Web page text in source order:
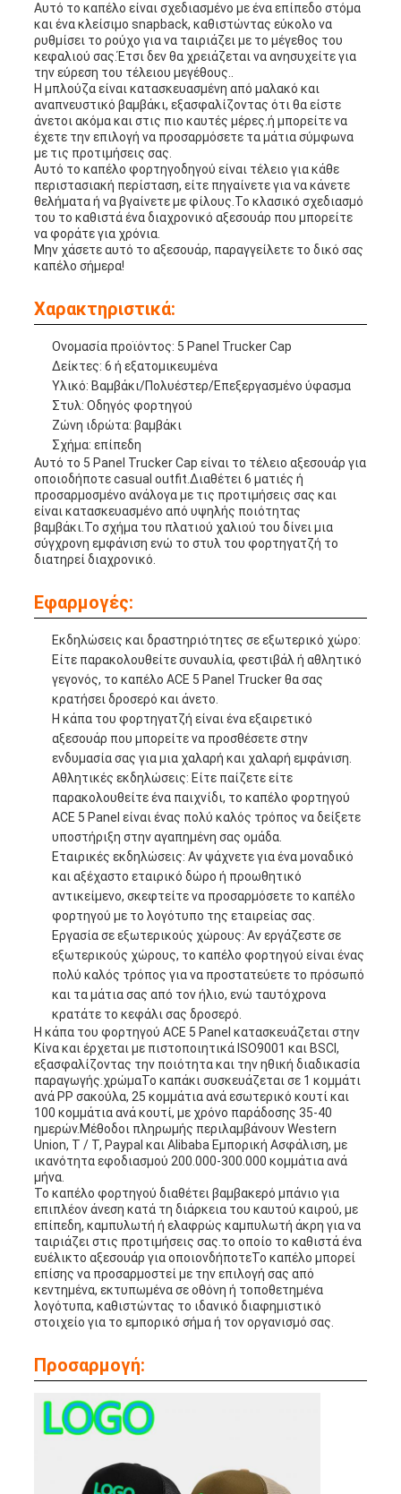
Αυτό το καπέλο είναι σχεδιασμένο με ένα επίπεδο στόμα
και ένα κλείσιμο snapback, καθιστώντας εύκολο να
ρυθμίσει το ρούχο για να ταιριάζει με το μέγεθος του
κεφαλιού σας.Έτσι δεν θα χρειάζεται να ανησυχείτε για
την εύρεση του τέλειου μεγέθους..
Η μπλούζα είναι κατασκευασμένη από μαλακό και
αναπνευστικό βαμβάκι, εξασφαλίζοντας ότι θα είστε
άνετοι ακόμα και στις πιο καυτές μέρες.ή μπορείτε να
έχετε την επιλογή να προσαρμόσετε τα μάτια σύμφωνα
με τις προτιμήσεις σας.
Αυτό το καπέλο φορτηγοδηγού είναι τέλειο για κάθε
περιστασιακή περίσταση, είτε πηγαίνετε για να κάνετε
θελήματα ή να βγαίνετε με φίλους.Το κλασικό σχεδιασμό
του το καθιστά ένα διαχρονικό αξεσουάρ που μπορείτε
να φοράτε για χρόνια.
Μην χάσετε αυτό το αξεσουάρ, παραγγείλετε το δικό σας
καπέλο σήμερα!
Χαρακτηριστικά:
Ονομασία προϊόντος: 5 Panel Trucker Cap
Δείκτες: 6 ή εξατομικευμένα
Υλικό: Βαμβάκι/Πολυέστερ/Επεξεργασμένο ύφασμα
Στυλ: Οδηγός φορτηγού
Ζώνη ιδρώτα: βαμβάκι
Σχήμα: επίπεδη
Αυτό το 5 Panel Trucker Cap είναι το τέλειο αξεσουάρ για
οποιοδήποτε casual outfit.Διαθέτει 6 ματιές ή
προσαρμοσμένο ανάλογα με τις προτιμήσεις σας και
είναι κατασκευασμένο από υψηλής ποιότητας
βαμβάκι.Το σχήμα του πλατιού χαλιού του δίνει μια
σύγχρονη εμφάνιση ενώ το στυλ του φορτηγατζή το
διατηρεί διαχρονικό.
Εφαρμογές:
Εκδηλώσεις και δραστηριότητες σε εξωτερικό χώρο:
Είτε παρακολουθείτε συναυλία, φεστιβάλ ή αθλητικό
γεγονός, το καπέλο ACE 5 Panel Trucker θα σας
κρατήσει δροσερό και άνετο.
Η κάπα του φορτηγατζή είναι ένα εξαιρετικό
αξεσουάρ που μπορείτε να προσθέσετε στην
ενδυμασία σας για μια χαλαρή και χαλαρή εμφάνιση.
Αθλητικές εκδηλώσεις: Είτε παίζετε είτε
παρακολουθείτε ένα παιχνίδι, το καπέλο φορτηγού
ACE 5 Panel είναι ένας πολύ καλός τρόπος να δείξετε
υποστήριξη στην αγαπημένη σας ομάδα.
Εταιρικές εκδηλώσεις: Αν ψάχνετε για ένα μοναδικό
και αξέχαστο εταιρικό δώρο ή προωθητικό
αντικείμενο, σκεφτείτε να προσαρμόσετε το καπέλο
φορτηγού με το λογότυπο της εταιρείας σας.
Εργασία σε εξωτερικούς χώρους: Αν εργάζεστε σε
εξωτερικούς χώρους, το καπέλο φορτηγού είναι ένας
πολύ καλός τρόπος για να προστατεύετε το πρόσωπό
και τα μάτια σας από τον ήλιο, ενώ ταυτόχρονα
κρατάτε το κεφάλι σας δροσερό.
Η κάπα του φορτηγού ACE 5 Panel κατασκευάζεται στην
Κίνα και έρχεται με πιστοποιητικά ISO9001 και BSCI,
εξασφαλίζοντας την ποιότητα και την ηθική διαδικασία
παραγωγής.χρώμαΤο καπάκι συσκευάζεται σε 1 κομμάτι
ανά PP σακούλα, 25 κομμάτια ανά εσωτερικό κουτί και
100 κομμάτια ανά κουτί, με χρόνο παράδοσης 35-40
ημερών.Μέθοδοι πληρωμής περιλαμβάνουν Western
Union, T / T, Paypal και Alibaba Εμπορική Ασφάλιση, με
ικανότητα εφοδιασμού 200.000-300.000 κομμάτια ανά
μήνα.
Το καπέλο φορτηγού διαθέτει βαμβακερό μπάνιο για
επιπλέον άνεση κατά τη διάρκεια του καυτού καιρού, με
επίπεδη, καμπυλωτή ή ελαφρώς καμπυλωτή άκρη για να
ταιριάζει στις προτιμήσεις σας.το οποίο το καθιστά ένα
ευέλικτο αξεσουάρ για οποιονδήποτεΤο καπέλο μπορεί
επίσης να προσαρμοστεί με την επιλογή σας από
κεντημένα, εκτυπωμένα σε οθόνη ή τοποθετημένα
λογότυπα, καθιστώντας το ιδανικό διαφημιστικό
στοιχείο για το εμπορικό σήμα ή τον οργανισμό σας.
Προσαρμογή: